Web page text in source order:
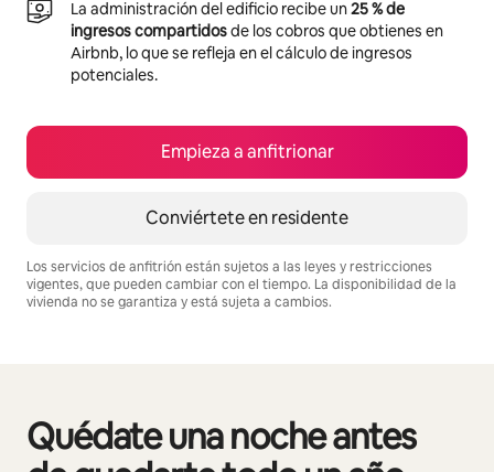
La administración del edificio recibe un25 % de
ingresos compartidosde los cobros que obtienes en
Airbnb, lo que se refleja en el cálculo de ingresos
potenciales.
Empieza a anfitrionar
Conviértete en residente
Los servicios de anfitrión están sujetos a las leyes y restricciones
vigentes, que pueden cambiar con el tiempo. La disponibilidad de la
vivienda no se garantiza y está sujeta a cambios.
Quédate una noche antes
Se muestran0 de 0 elementos